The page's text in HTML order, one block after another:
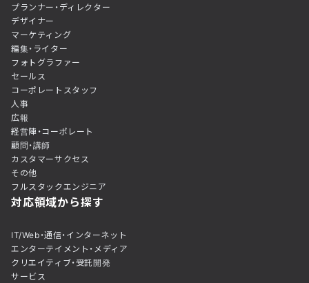
プランナー・ディレクター
デザイナー
マーケティング
編集・ライター
フォトグラファー
セールス
コーポレートスタッフ
人事
広報
経営陣・コーポレート
顧問・講師
カスタマーサクセス
その他
フルスタックエンジニア
対応領域から探す
IT/Web・通信・インターネット
エンターテイメント・メディア
クリエイティブ・受託開発
サービス